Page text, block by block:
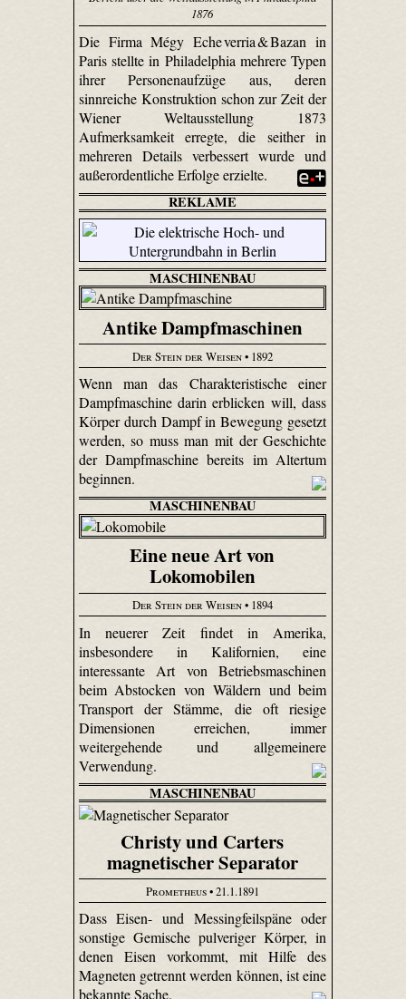
1876
Die Firma Mégy Eche verria & Bazan in
Paris stellte in Philadelphia mehrere Typen
ihrer Personenaufzüge aus, deren
sinnreiche Konstruktion schon zur Zeit der
Wiener Weltausstellung 1873
Aufmerksamkeit erregte, die seither in
mehreren Details verbessert wurde und
außerordentliche Erfolge erzielte.
REKLAME
MASCHINENBAU
Antike Dampfmaschinen
Der Stein der Weisen• 1892
Wenn man das Charakteristische einer
Dampfmaschine darin erblicken will, dass
Körper durch Dampf in Bewegung gesetzt
werden, so muss man mit der Geschichte
der Dampfmaschine bereits im Altertum
beginnen.
MASCHINENBAU
Eine neue Art von
Lokomobilen
Der Stein der Weisen• 1894
In neuerer Zeit findet in Amerika,
insbesondere in Kalifornien, eine
interessante Art von Betriebsmaschinen
beim Abstocken von Wäldern und beim
Transport der Stämme, die oft riesige
Dimensionen erreichen, immer
weitergehende und allgemeinere
Verwendung.
MASCHINENBAU
Christy und Carters
magnetischer Separator
Prometheus• 21.1.1891
Dass Eisen- und Messingfeilspäne oder
sonstige Gemische pulveriger Körper, in
denen Eisen vorkommt, mit Hilfe des
Magneten getrennt werden können, ist eine
bekannte Sache.